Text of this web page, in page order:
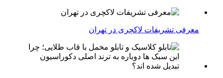
معرفی تشریفات لاکچری در تهران